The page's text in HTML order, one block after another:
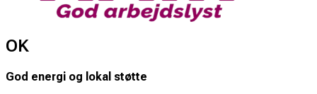
OK
God energi og lokal støtte